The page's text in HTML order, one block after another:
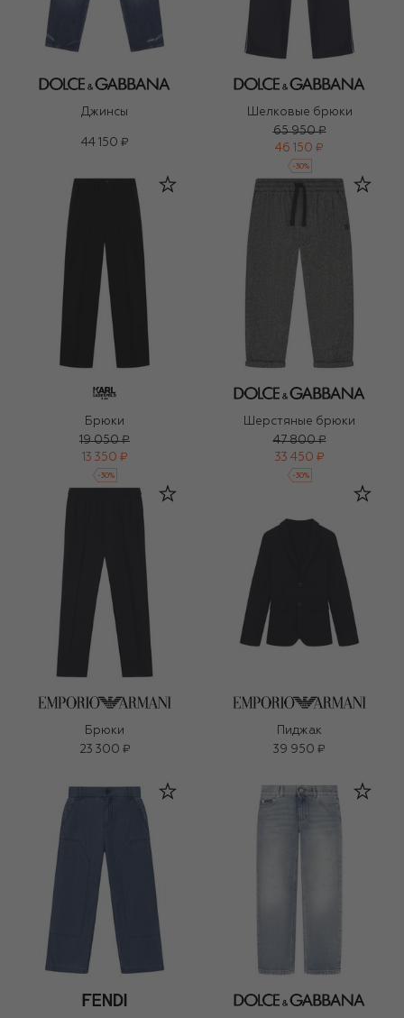
Джинсы
44 150 ₽
Шелковые брюки
65 950 ₽
46 150 ₽
-30%
Брюки
19 050 ₽
13 350 ₽
-30%
Шерстяные брюки
47 800 ₽
33 450 ₽
-30%
Брюки
23 300 ₽
Пиджак
39 950 ₽